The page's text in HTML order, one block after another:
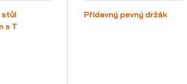
stůl
s T
Přídavný pevný držák